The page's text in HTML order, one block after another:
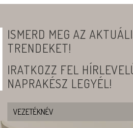
ISMERD MEG AZ
TRENDEKET!
IRATKOZZ FEL
NAPRAKÉSZ LEGYÉL!